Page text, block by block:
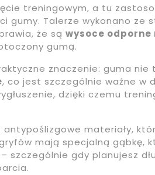
treningowym, a tu
gumy. Talerze wykonano ze
że są wysoce odporne
gumą.
znaczenie: guma nie
, co jest szczególnie ważne w
dzięki czemu
materiały,
mają specjalną gąbkę,
szczególnie gdy planujesz